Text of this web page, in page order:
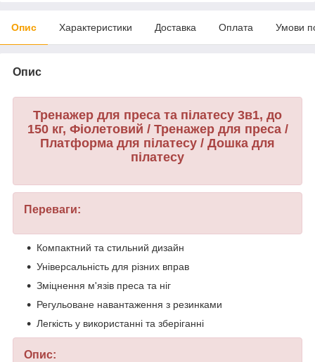
Опис Характеристики Доставка Оплата Умови
Опис
Тренажер для преса та пілатесу 3в1, до
150 кг, Фіолетовий / Тренажер для преса /
Платформа для пілатесу / Дошка для
пілатесу
Переваги:
Компактний та стильний дизайн
Універсальність для різних вправ
Зміцнення м'язів преса та ніг
Регульоване навантаження з резинками
Легкість у використанні та зберіганні
Опис: